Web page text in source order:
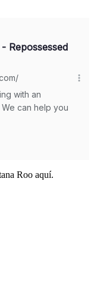
Roo aquí.